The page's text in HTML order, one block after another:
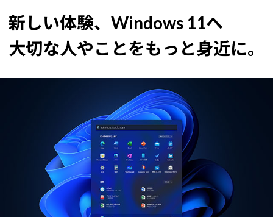
新しい体験、Windows 11へ
大切な人やことをもっと身近に。